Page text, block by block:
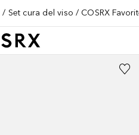
Set cura del viso COSRX